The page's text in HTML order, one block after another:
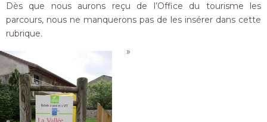
Dès que nous aurons reçu de l’Office du tourisme les
parcours, nous ne manquerons pas de les insérer dans cette
rubrique.
»